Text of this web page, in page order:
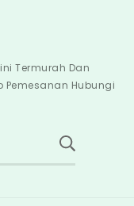
Termurah Dan
Pemesanan Hubungi